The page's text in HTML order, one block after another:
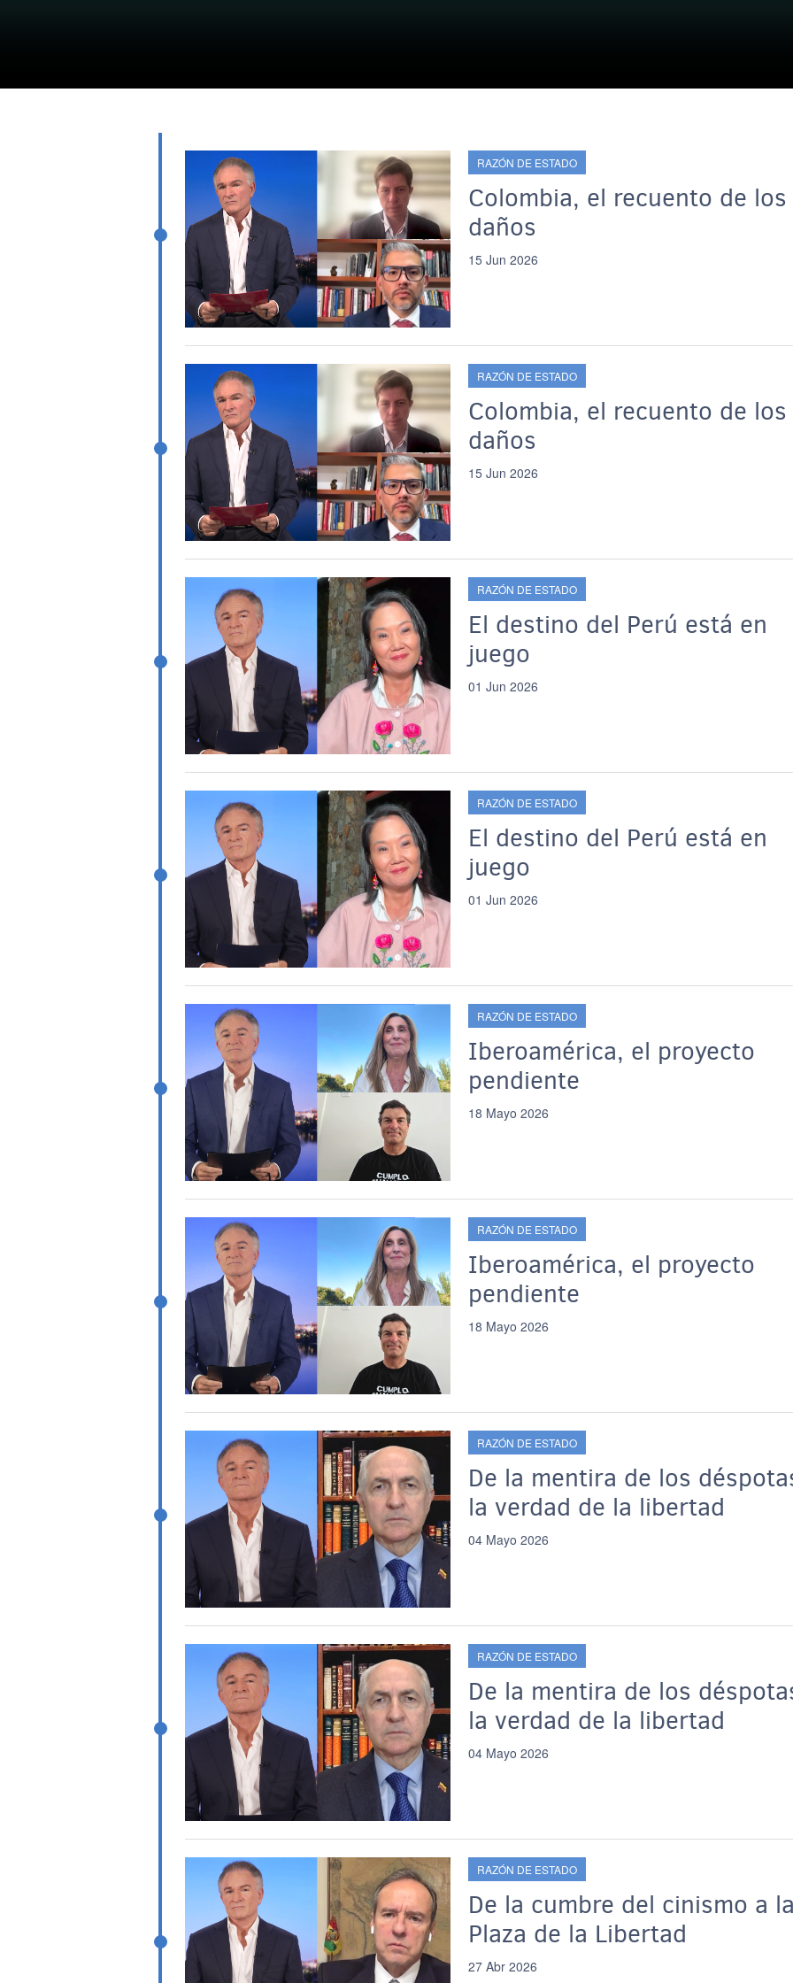
RAZÓN DE ESTADO
Colombia, el recuento de los
daños
15 Jun 2026
RAZÓN DE ESTADO
Colombia, el recuento de los
daños
15 Jun 2026
RAZÓN DE ESTADO
El destino del Perú está en
juego
01 Jun 2026
RAZÓN DE ESTADO
El destino del Perú está en
juego
01 Jun 2026
RAZÓN DE ESTADO
Iberoamérica, el proyecto
pendiente
18 Mayo 2026
RAZÓN DE ESTADO
Iberoamérica, el proyecto
pendiente
18 Mayo 2026
RAZÓN DE ESTADO
De la mentira de los
la verdad de la libertad
04 Mayo 2026
RAZÓN DE ESTADO
De la mentira de los
la verdad de la libertad
04 Mayo 2026
RAZÓN DE ESTADO
De la cumbre del cinismo a
Plaza de la Libertad
27 Abr 2026